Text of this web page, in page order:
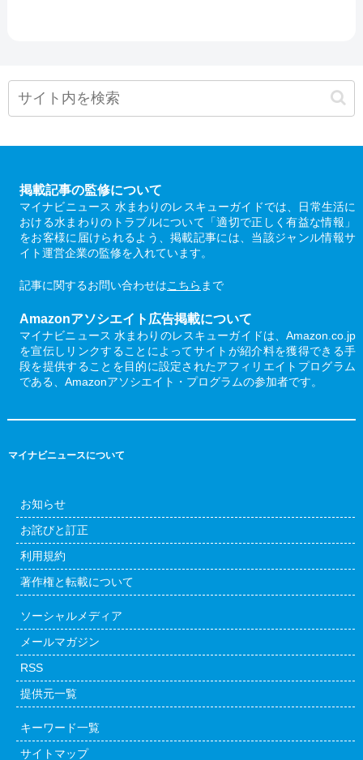
掲載記事の監修について
マイナビニュース 水まわりのレスキューガイドでは、日常生活に
おける水まわりのトラブルについて「適切で正しく有益な情報」
をお客様に届けられるよう、掲載記事には、当該ジャンル情報サ
イト運営企業の監修を入れています。
記事に関するお問い合わせはこちら まで
Amazonアソシエイト広告掲載について
マイナビニュース 水まわりのレスキューガイドは、Amazon.co.jp
を宣伝しリンクすることによってサイトが紹介料を獲得できる手
段を提供することを目的に設定されたアフィリエイトプログラム
である、Amazonアソシエイト・プログラムの参加者です。
マイナビニュースについて
お知らせ
お詫びと訂正
利用規約
著作権と転載について
ソーシャルメディア
メールマガジン
RSS
提供元一覧
キーワード一覧
サイトマップ